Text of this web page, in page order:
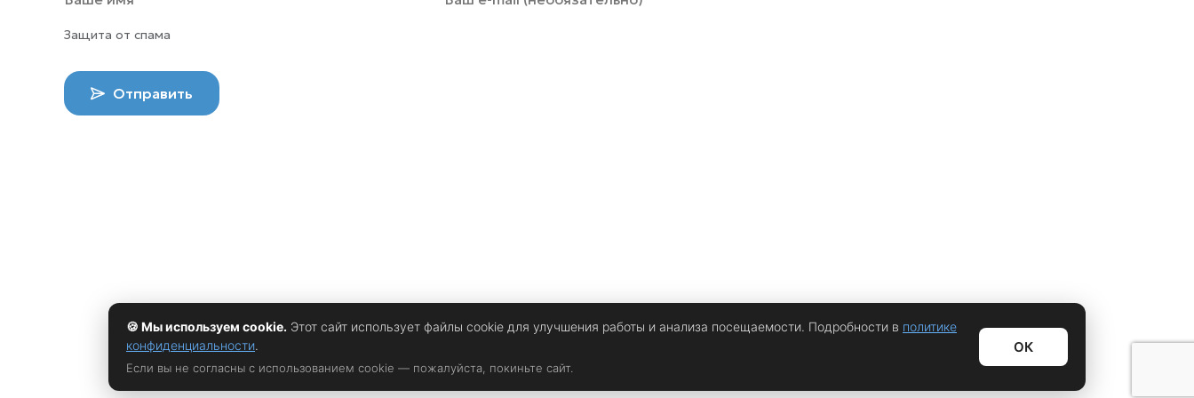
Защита от спама
Отправить
🍪 Мы используем cookie. Этот сайт использует файлы cookie для улучшения работы и анализа посещаемости. Подробности в политике
конфиденциальности.
Если вы не согласны с использованием cookie — пожалуйста, покиньте сайт.
ОК